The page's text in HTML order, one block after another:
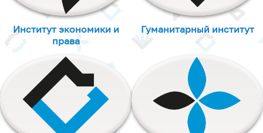
Институт экономики и
права
Гуманитарный институт